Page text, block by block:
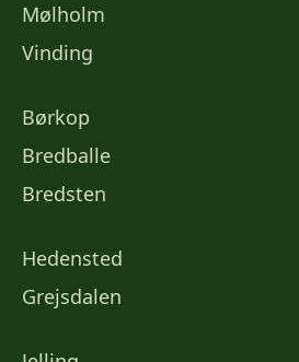
Mølholm
Vinding
Børkop
Bredballe
Bredsten
Hedensted
Grejsdalen